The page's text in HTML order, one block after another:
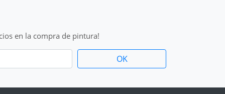
en la compra de pintura!